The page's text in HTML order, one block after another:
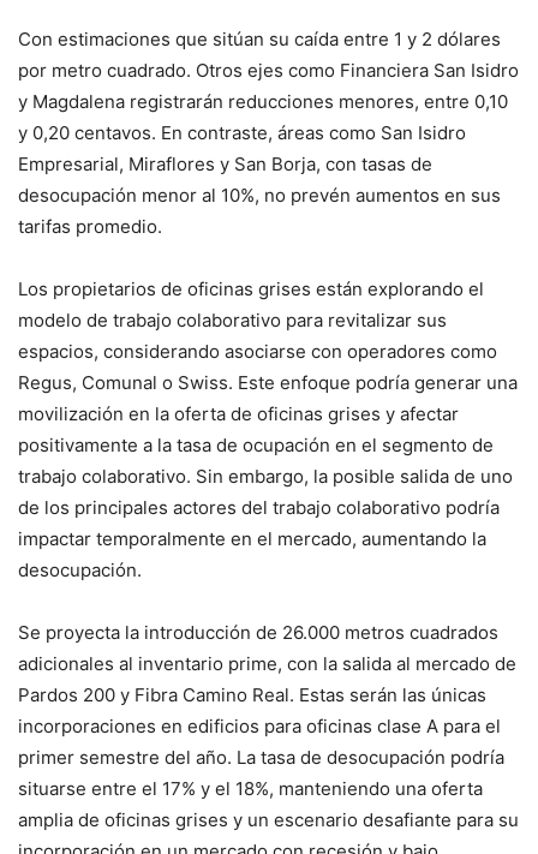
Con estimaciones que sitúan su caída entre 1 y 2 dólares
por metro cuadrado. Otros ejes como Financiera San Isidro
y Magdalena registrarán reducciones menores, entre 0,10
y 0,20 centavos. En contraste, áreas como San Isidro
Empresarial, Miraflores y San Borja, con tasas de
desocupación menor al 10%, no prevén aumentos en sus
tarifas promedio.
Los propietarios de oficinas grises están explorando el
modelo de trabajo colaborativo para revitalizar sus
espacios, considerando asociarse con operadores como
Regus, Comunal o Swiss. Este enfoque podría generar una
movilización en la oferta de oficinas grises y afectar
positivamente a la tasa de ocupación en el segmento de
trabajo colaborativo. Sin embargo, la posible salida de uno
de los principales actores del trabajo colaborativo podría
impactar temporalmente en el mercado, aumentando la
desocupación.
Se proyecta la introducción de 26.000 metros cuadrados
adicionales al inventario prime, con la salida al mercado de
Pardos 200 y Fibra Camino Real. Estas serán las únicas
incorporaciones en edificios para oficinas clase A para el
primer semestre del año. La tasa de desocupación podría
situarse entre el 17% y el 18%, manteniendo una oferta
amplia de oficinas grises y un escenario desafiante para su